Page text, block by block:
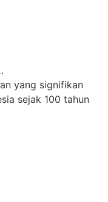
yang signifikan
sejak 100 tahun